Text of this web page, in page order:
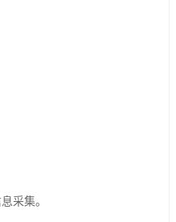
采集。